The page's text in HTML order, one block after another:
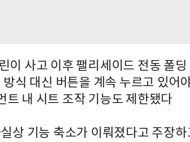
이 사고 이후 팰리세이드 전동 폴딩
식 대신 버튼을 계속 누르고 있어
트 내 시트 조작 기능도 제한됐다
상 기능 축소가 이뤄졌다고 주장하